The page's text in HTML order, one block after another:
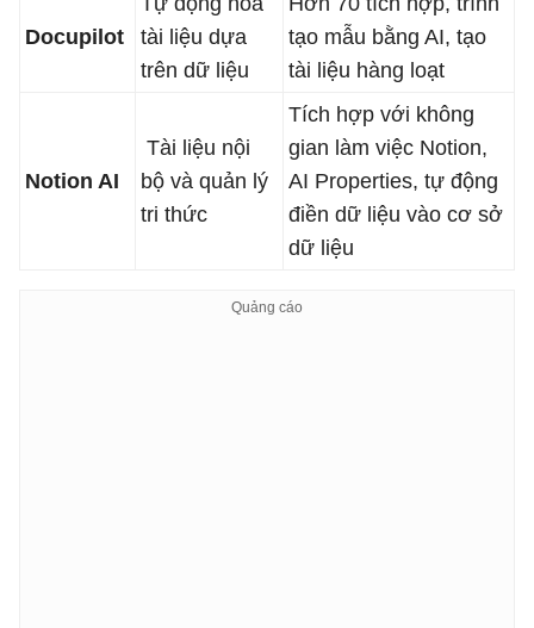
Docupilot
tài liệu dựa
trên dữ liệu
tạo mẫu bằng AI, tạo
tài liệu hàng loạt
Notion AI
Tài liệu nội
bộ và quản lý
tri thức
Tích hợp với không
gian làm việc Notion,
AI Properties, tự động
điền dữ liệu vào cơ sở
dữ liệu